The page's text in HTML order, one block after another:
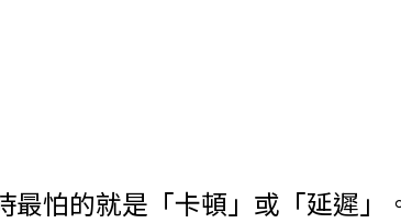
最怕的就是「卡頓」或「延遲」